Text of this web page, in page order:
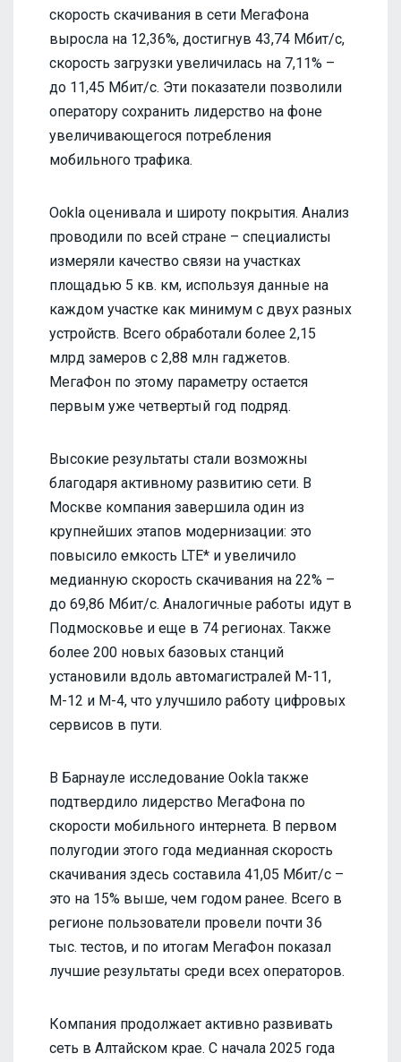
скорость скачивания в сети МегаФона
выросла на 12,36%, достигнув 43,74 Мбит/с,
скорость загрузки увеличилась на 7,11% –
до 11,45 Мбит/с. Эти показатели позволили
оператору сохранить лидерство на фоне
увеличивающегося потребления
мобильного трафика.
Ookla оценивала и широту покрытия. Анализ
проводили по всей стране – специалисты
измеряли качество связи на участках
площадью 5 кв. км, используя данные на
каждом участке как минимум с двух разных
устройств. Всего обработали более 2,15
млрд замеров с 2,88 млн гаджетов.
МегаФон по этому параметру остается
первым уже четвертый год подряд.
Высокие результаты стали возможны
благодаря активному развитию сети. В
Москве компания завершила один из
крупнейших этапов модернизации: это
повысило емкость LTE* и увеличило
медианную скорость скачивания на 22% –
до 69,86 Мбит/с. Аналогичные работы идут в
Подмосковье и еще в 74 регионах. Также
более 200 новых базовых станций
установили вдоль автомагистралей М-11,
М-12 и М-4, что улучшило работу цифровых
сервисов в пути.
В Барнауле исследование Ookla также
подтвердило лидерство МегаФона по
скорости мобильного интернета. В первом
полугодии этого года медианная скорость
скачивания здесь составила 41,05 Мбит/с –
это на 15% выше, чем годом ранее. Всего в
регионе пользователи провели почти 36
тыс. тестов, и по итогам МегаФон показал
лучшие результаты среди всех операторов.
Компания продолжает активно развивать
сеть в Алтайском крае. С начала 2025 года